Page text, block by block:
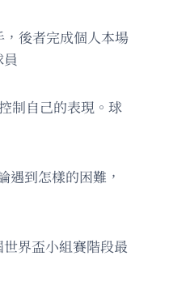
後者完成個人本場
制自己的表現。球
到怎樣的困難，
界盃小組賽階段最